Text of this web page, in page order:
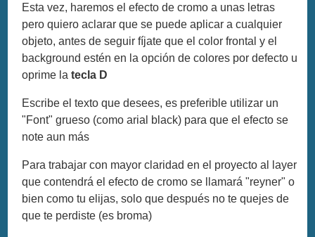
Esta vez, haremos el efecto de cromo a unas letras
pero quiero aclarar que se puede aplicar a cualquier
objeto, antes de seguir fíjate que el color frontal y el
background estén en la opción de colores por defecto u
oprime latecla D
Escribe el texto que desees, es preferible utilizar un
"Font" grueso (como arial black) para que el efecto se
note aun más
Para trabajar con mayor claridad en el proyecto al layer
que contendrá el efecto de cromo se llamará "reyner" o
bien como tu elijas, solo que después no te quejes de
que te perdiste (es broma)